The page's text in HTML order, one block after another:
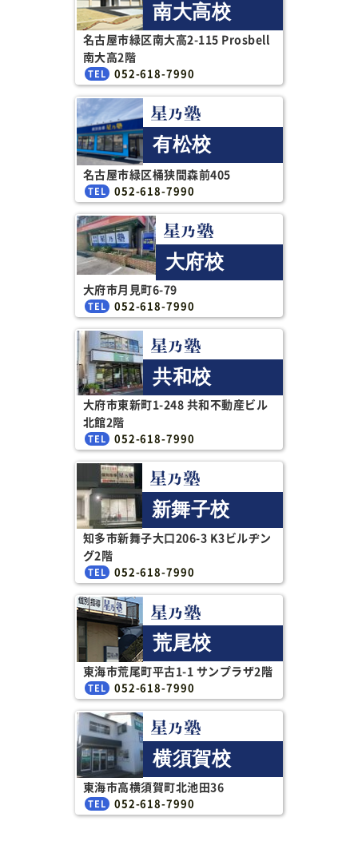
南大高校
名古屋市緑区南大高2-115 Prosbell
南大高2階
052-618-7990
有松校
名古屋市緑区桶狭間森前405
052-618-7990
大府校
大府市月見町6-79
052-618-7990
共和校
大府市東新町1-248 共和不動産ビル
北館2階
052-618-7990
新舞子校
知多市新舞子大口206-3 K3ビルヂン
グ2階
052-618-7990
荒尾校
東海市荒尾町平古1-1 サンプラザ2階
052-618-7990
横須賀校
東海市高横須賀町北池田36
052-618-7990